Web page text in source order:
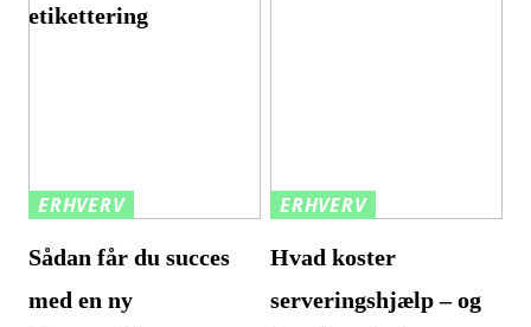
etikettering
ERHVERV
Sådan får du succes
med en ny
ERHVERV
Hvad koster
serveringshjælp – og